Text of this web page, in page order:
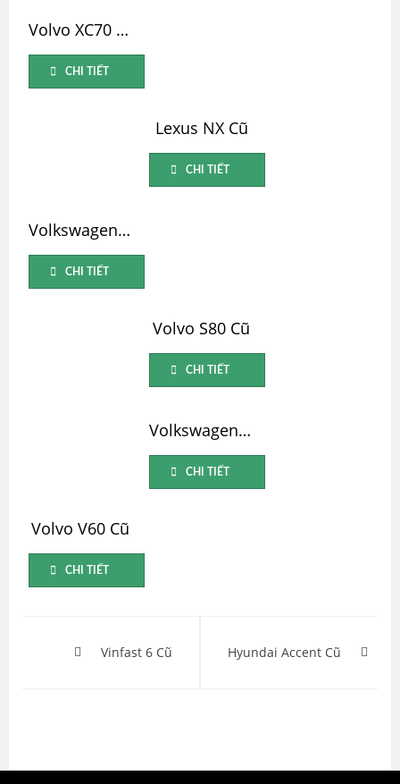
Volvo XC70 Cũ
CHI TIẾT
Lexus NX Cũ
CHI TIẾT
Volkswagen Passat Cũ
CHI TIẾT
Volvo S80 Cũ
CHI TIẾT
Volvo V60 Cũ
CHI TIẾT
Volkswagen Tiguan Cũ
CHI TIẾT
hướngVinfast 6 Cũ Hyundai Accent Cũ